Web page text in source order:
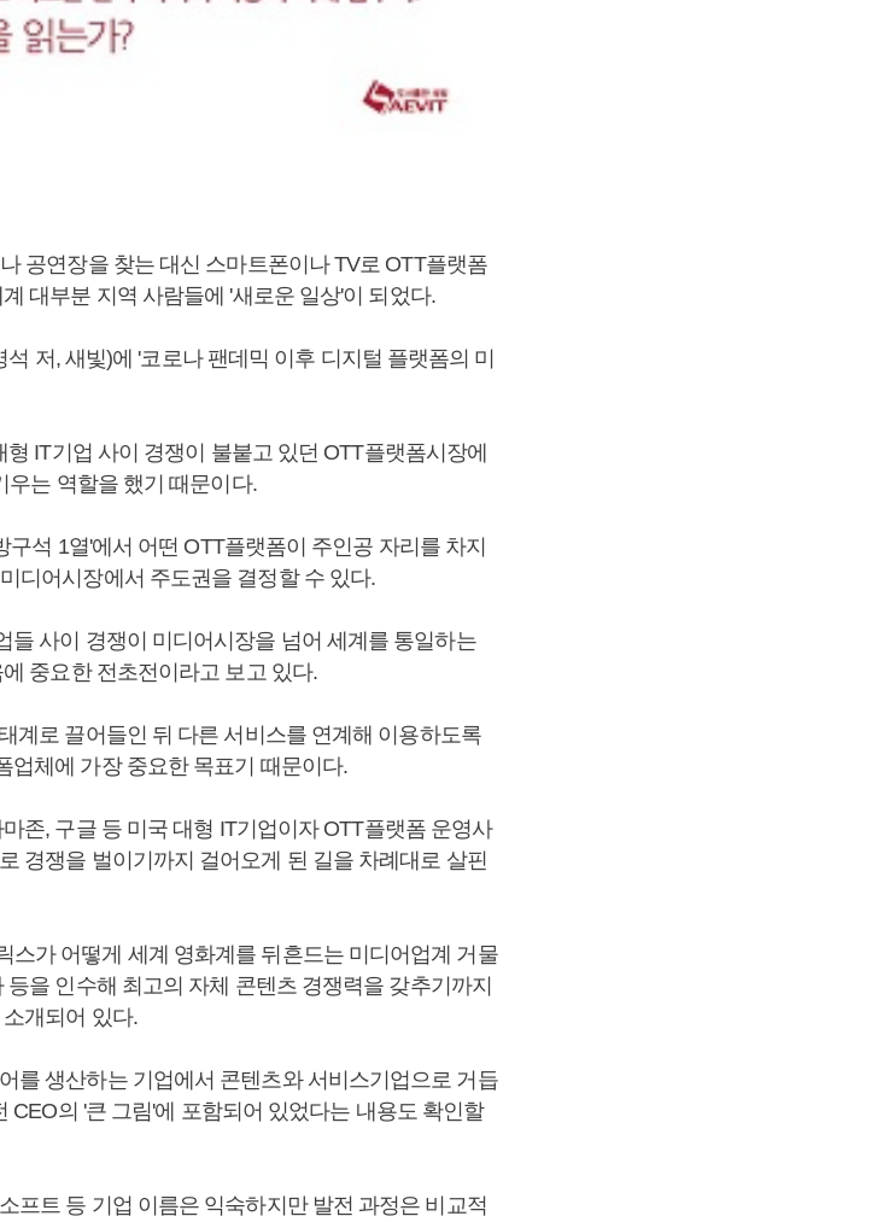
공연장을 찾는 대신 스마트폰이나 TV로 OTT플랫폼
대부분 지역 사람들에 '새로운 일상'이 되었다.
저, 새빛)에 '코로나 팬데믹 이후 디지털 플랫폼의 미
IT기업 사이 경쟁이 불붙고 있던 OTT플랫폼시장에
우는 역할을 했기 때문이다.
석 1열'에서 어떤 OTT플랫폼이 주인공 자리를 차지
디어시장에서 주도권을 결정할 수 있다.
들 사이 경쟁이 미디어시장을 넘어 세계를 통일하는
중요한 전초전이라고 보고 있다.
계로 끌어들인 뒤 다른 서비스를 연계해 이용하도록
업체에 가장 중요한 목표기 때문이다.
존, 구글 등 미국 대형 IT기업이자 OTT플랫폼 운영사
경쟁을 벌이기까지 걸어오게 된 길을 차례대로 살핀
스가 어떻게 세계 영화계를 뒤흔드는 미디어업계 거물
을 인수해 최고의 자체 콘텐츠 경쟁력을 갖추기까지
개되어 있다.
를 생산하는 기업에서 콘텐츠와 서비스기업으로 거듭
CEO의 '큰 그림'에 포함되어 있었다는 내용도 확인할
프트 등 기업 이름은 익숙하지만 발전 과정은 비교적